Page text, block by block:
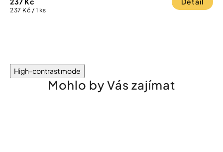
Měrná
237 Kč / 1 ks
High-contrast mode
Mohlo by Vás zajímat